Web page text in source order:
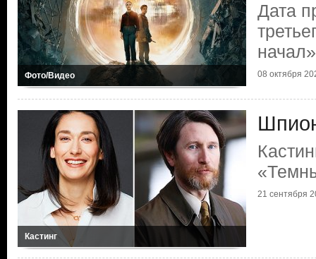
Фото/Видео
Дата
начал»
08 октября
Кастинг
21 сентября